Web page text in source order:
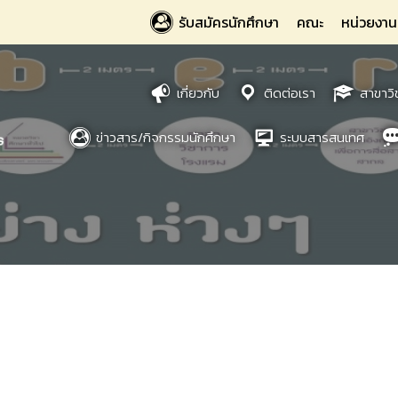
รับสมัครนักศึกษา คณะ หน่วยงาน
เกี่ยวกับ ติดต่อเรา สาขา
ข่าวสาร/กิจกรรมนักศึกษา ระบบสารสนเทศ